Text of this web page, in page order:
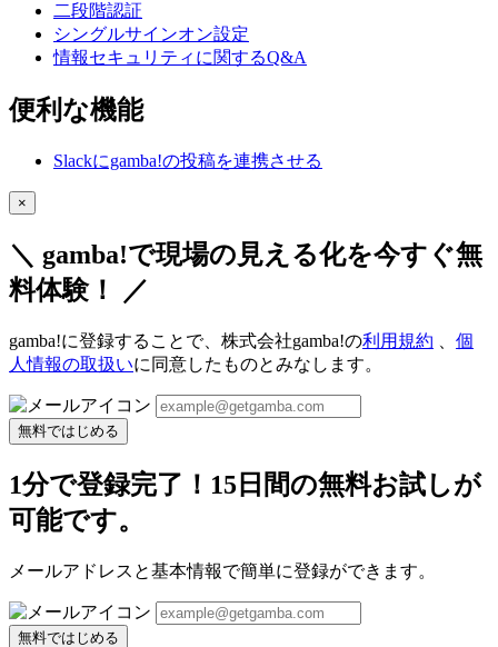
二段階認証
シングルサインオン設定
情報セキュリティに関するQ&A
便利な機能
Slackにgamba!の投稿を連携させる
×
＼ gamba!で現場の見える化を今すぐ無
料体験！ ／
gamba!に登録することで、株式会社gamba!の利用規約
個
人情報の取扱いに同意したものとみなします。
無料ではじめる
1分で登録完了！15日間の無料お試しが
可能です。
メールアドレスと基本情報で簡単に登録ができます。
無料ではじめる